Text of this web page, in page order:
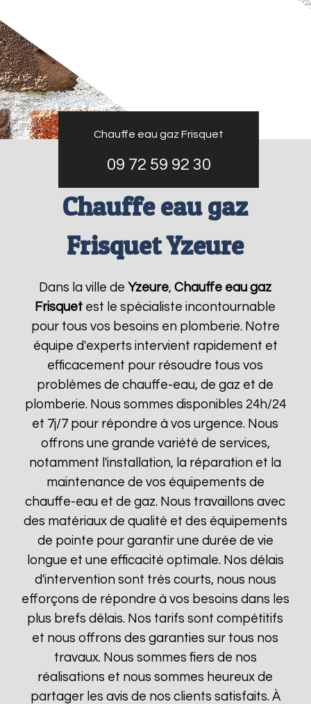
Chauffe eau gaz Frisquet
09 72 59 92 30
Chauffe eau gaz
Frisquet Yzeure
Dans la ville de Yzeure,Chauffe eau gaz
Frisquet est le spécialiste incontournable
pour tous vos besoins en plomberie. Notre
équipe d'experts intervient rapidement et
efficacement pour résoudre tous vos
problèmes de chauffe-eau, de gaz et de
plomberie. Nous sommes disponibles 24h/24
et 7j/7 pour répondre à vos urgence. Nous
offrons une grande variété de services,
notamment l'installation, la réparation et la
maintenance de vos équipements de
chauffe-eau et de gaz. Nous travaillons avec
des matériaux de qualité et des équipements
de pointe pour garantir une durée de vie
longue et une efficacité optimale. Nos délais
d'intervention sont très courts, nous nous
efforçons de répondre à vos besoins dans les
plus brefs délais. Nos tarifs sont compétitifs
et nous offrons des garanties sur tous nos
travaux. Nous sommes fiers de nos
réalisations et nous sommes heureux de
partager les avis de nos clients satisfaits. À